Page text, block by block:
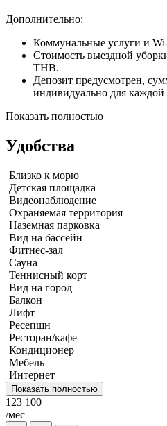
Дополнительно:
Коммунальные услуги и
Стоимость выездной
THB.
Депозит предусмотрен,
индивидуально для каждой
Показать полностью
Удобства
Близко к морю
Детская площадка
Видеонаблюдение
Охраняемая территория
Наземная парковка
Вид на бассейн
Фитнес-зал
Сауна
Теннисный корт
Вид на город
Балкон
Лифт
Ресепшн
Ресторан/кафе
Кондиционер
Мебель
Интернет
Показать полностью
123 100
/мес